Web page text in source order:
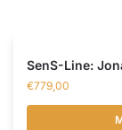
SenS-Line:
€779,00